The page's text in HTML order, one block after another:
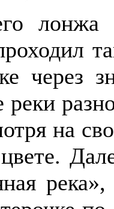
лонжа
через
на